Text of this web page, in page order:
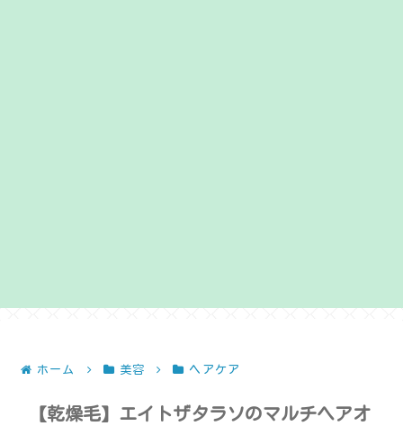
ホーム 美容 ヘアケア
【乾燥毛】エイトザタラソのマルチヘアオ